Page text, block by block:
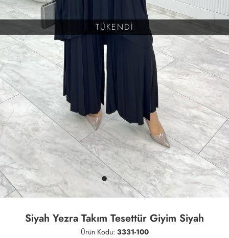
TÜKENDİ
Siyah Yezra Takım Tesettür Giyim Siyah
Ürün Kodu: 3331-100